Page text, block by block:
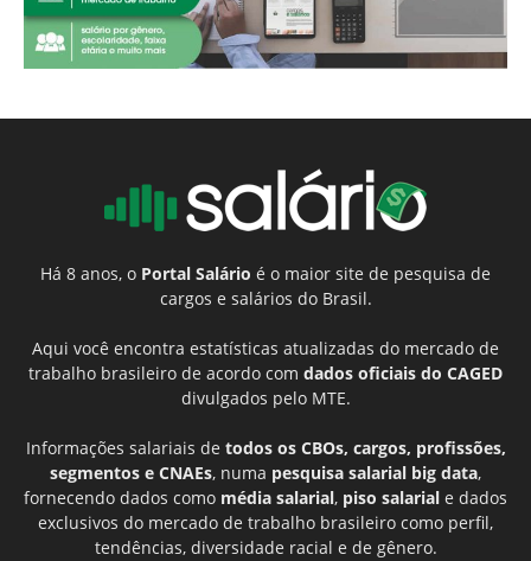
Há 8 anos, o Portal Salário é o maior site de pesquisa de
cargos e salários do Brasil.
Aqui você encontra estatísticas atualizadas do mercado de
trabalho brasileiro de acordo com dados oficiais do CAGED
divulgados pelo MTE.
Informações salariais de todos os CBOs, cargos, profissões,
segmentos e CNAEs, numa pesquisa salarial big data,
fornecendo dados como média salarial, piso salarial e dados
exclusivos do mercado de trabalho brasileiro como perfil,
tendências, diversidade racial e de gênero.